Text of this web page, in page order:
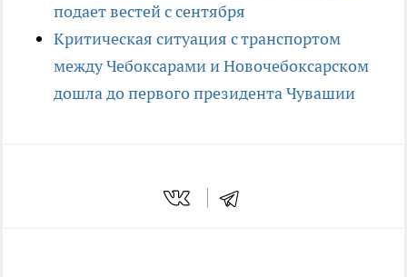
подает вестей с сентября
Критическая ситуация с транспортом
между Чебоксарами и Новочебоксарском
дошла до первого президента Чувашии